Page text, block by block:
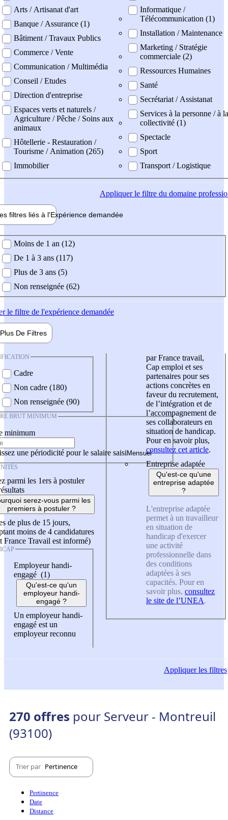
Arts / Artisanat d'art
Banque / Assurance (1)
Bâtiment / Travaux Publics
Commerce / Vente
Communication / Multimédia
Conseil / Etudes
Direction d'entreprise
Espaces verts et naturels /
Agriculture / Pêche / Soins aux
animaux
Hôtellerie - Restauration /
Tourisme / Animation (265)
Immobilier
Informatique /
Télécommunication (1)
Installation / Maintenance
Marketing / Stratégie
commerciale (2)
Ressources Humaines
Santé
Secrétariat / Assistanat
Services à la personne / à la
collectivité (1)
Spectacle
Sport
Transport / Logistique
Appliquerle filtre du domaine
filtres liés à l'Expérience demandée
demandée
Moins de 1 an (12)
De 1 à 3 ans (117)
Plus de 3 ans (5)
Non renseignée (62)
le filtre de l'expérience demandée
Plus De Filtres
Cadre
Non cadre (180)
Non renseignée (90)
BRUT MINIMUM
minimum
une périodicité pour le salaire saisi
parmi les 1ers à postuler
serez-vous parmi les
premiers à postuler ?
de plus de 15 jours,
moins de 4 candidatures
France Travail est informé)
Employeur handi-
engagé (1)
Qu'est-ce qu'un
employeur handi-
engagé ?
Un employeur handi-
engagé est un
employeur reconnu
par France travail,
Cap emploi et ses
partenaires pour ses
actions concrètes en
faveur du recrutement,
de l’intégration et de
l’accompagnement de
ses collaborateurs en
situation de handicap.
Pour en savoir plus,
consultez cet article.
Entreprise adaptée
Qu'est-ce qu'une
entreprise adaptée
?
L'entreprise adaptée
permet à un travailleur
en situation de
handicap d'exercer
une activité
professionnelle dans
des conditions
adaptées à ses
capacités. Pour en
savoir plus, consultez
le site de l’UNEA.
Appliquerles filtres
270 offres pour Serveur - Montreuil
(93100)
Trier par Pertinence
Pertinence
Date
Distance